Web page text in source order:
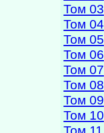
Том 03
Том 04
Том 05
Том 06
Том 07
Том 08
Том 09
Том 10